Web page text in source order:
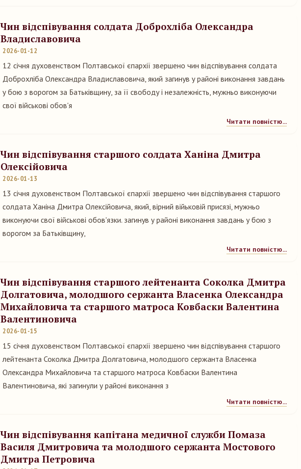
Чин відспівування солдата Доброхліба Олександра
Владиславовича
2026-01-12
12 січня духовенством Полтавської єпархії звершено чин відспівування солдата
Доброхліба Олександра Владиславовича, який загинув у районі виконання завдань
у бою з ворогом за Батьківщину, за її свободу і незалежність, мужньо виконуючи
свої військові обов'я
Читати повністю...
Чин відспівування старшого солдата Ханіна Дмитра
Олексійовича
2026-01-13
13 січня духовенством Полтавської єпархії звершено чин відспівування старшого
солдата Ханіна Дмитра Олексійовича, який, вірний війьковій присязі, мужньо
виконуючи свої військові обов'язки. загинув у районі виконання завдань у бою з
ворогом за Батьківщину,
Читати повністю...
Чин відспівування старшого лейтенанта Соколка Дмитра
Долгатовича, молодшого сержанта Власенка Олександра
Михайловича та старшого матроса Ковбаски Валентина
Валентиновича
2026-01-15
15 січня духовенством Полтавської єпархії звершено чин відспівування старшого
лейтенанта Соколка Дмитра Долгатовича, молодшого сержанта Власенка
Олександра Михайловича та старшого матроса Ковбаски Валентина
Валентиновича, які загинули у районі виконання з
Читати повністю...
Чин відспівування капітана медичної служби Помаза
Василя Дмитровича та молодшого сержанта Мостового
Дмитра Петровича